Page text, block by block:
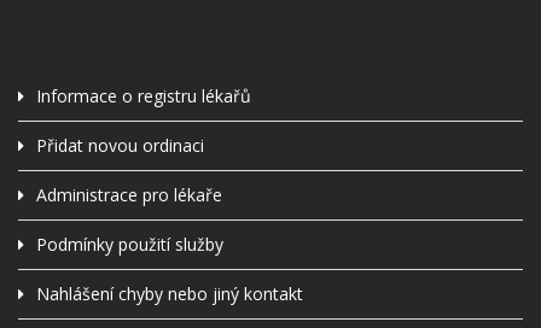
Informace o registru lékařů
Přidat novou ordinaci
Administrace pro lékaře
Podmínky použití služby
Nahlášení chyby nebo jiný kontakt